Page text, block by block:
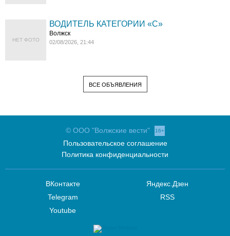
НЕТ ФОТО
ВОДИТЕЛЬ КАТЕГОРИИ «C»
Волжск
02/08/2026, 21:44
ВСЕ ОБЪЯВЛЕНИЯ
© ООО "Волжские вести" 16+
Пользовательское соглашение
Политика конфиденциальности
ВКонтакте
Telegram
Youtube
Яндекс.Дзен
RSS